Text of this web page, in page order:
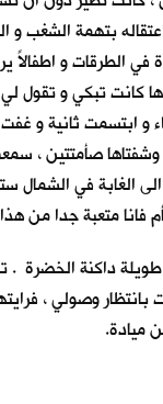
اعتقاله بتهمة
في الطرقات و
كانت تبكي و
و ابتسمت ثانية و
صأمتتين ،
الغابة في
فانا متعبة جدا من
داكنة الخضرة
وصولي ،
ميادة.